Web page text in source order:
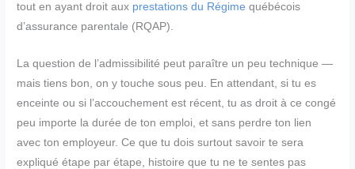
tout en ayant droit aux prestations du Régime québécois
d’assurance parentale (RQAP).
La question de l’admissibilité peut paraître un peu technique —
mais tiens bon, on y touche sous peu. En attendant, si tu es
enceinte ou si l’accouchement est récent, tu as droit à ce congé
peu importe la durée de ton emploi, et sans perdre ton lien
avec ton employeur. Ce que tu dois surtout savoir te sera
expliqué étape par étape, histoire que tu ne te sentes pas